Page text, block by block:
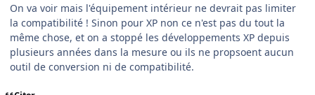
On va voir mais l'équipement intérieur ne devrait pas limiter
la compatibilité ! Sinon pour XP non ce n'est pas du tout la
même chose, et on a stoppé les développements XP depuis
plusieurs années dans la mesure ou ils ne propsoent aucun
outil de conversion ni de compatibilité.